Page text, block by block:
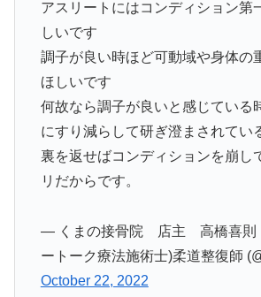
アスリートにはコンディション第
しいです
調子が良い時ほど可動域や身体の
ほしいです
何故なら調子が良いと感じている
にすり減らして研ぎ澄まされてい
裏を返せばコンディションを崩し
リだからです。
— くまの接骨院 店主 高橋喜則
ートーク療法施術士)柔道整復師
October 22, 2022